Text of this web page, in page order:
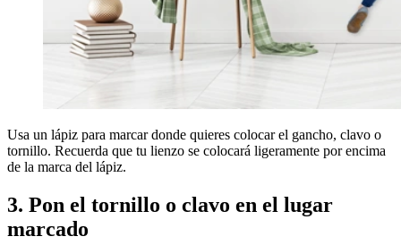
Usa un lápiz para marcar donde quieres colocar el gancho, clavo o
tornillo. Recuerda que tu lienzo se colocará ligeramente por encima
de la marca del lápiz.
3. Pon el tornillo o clavo en el lugar
marcado